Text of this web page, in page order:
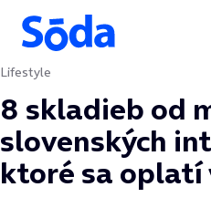
Preskočiť na obsah
Lifestyle
8 skladieb od
slovenských
ktoré sa oplatí